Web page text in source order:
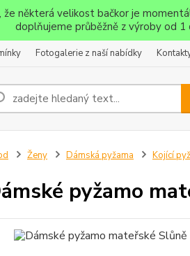
že některá velikost bačkor je
doplňujeme průběžně z výroby od
Fotogalerie z naší nabídky
Ženy Dámská pyžama Kojící
pyžamo